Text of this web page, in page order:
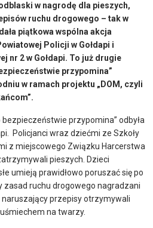
w nagrodę dla pieszych,
ruchu drogowego – tak w
piątkowa wspólna akcja
Policji w Gołdapi i
nr 2 w Gołdapi. To już drugie
przypomina”
w ramach projektu „DOM, czyli
bezpieczeństwie przypomina” odbyła
Policjanci wraz dziećmi ze Szkoły
z miejscowego Związku Harcerstwa
pieszych. Dzieci
umieją prawidłowo poruszać się po
zasad ruchu drogowego nagradzani
przepisy otrzymywali
na twarzy.